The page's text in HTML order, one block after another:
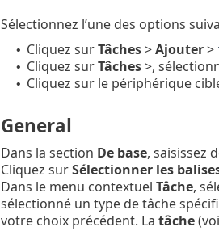
Sélectionnez l’une des options
• Cliquez surTâches>Ajouter>
• Cliquez surTâches>,
• Cliquez sur le périphérique
General
Dans la section De base, saisissez
Cliquez surSélectionner les
Dans le menu contextuel Tâche,
sélectionné un type de tâche
votre choix précédent. La tâche